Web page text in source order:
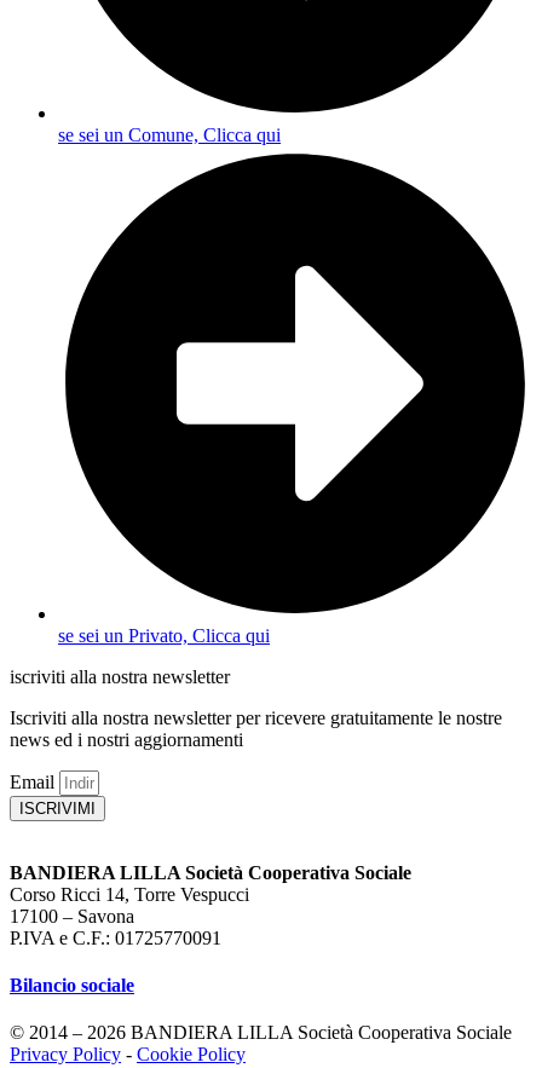
se sei un Comune, Clicca qui
se sei un Privato, Clicca qui
iscriviti alla nostra newsletter
Iscriviti alla nostra newsletter per ricevere gratuitamente le nostre
news ed i nostri aggiornamenti
Email
ISCRIVIMI
BANDIERA LILLA Società Cooperativa Sociale
Corso Ricci 14, Torre Vespucci
17100 – Savona
P.IVA e C.F.: 01725770091
Bilancio sociale
© 2014 – 2026 BANDIERA LILLA Società Cooperativa Sociale
Privacy Policy - Cookie Policy